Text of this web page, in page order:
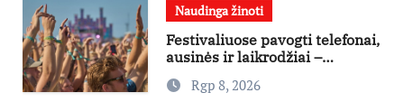
Naudinga žinoti
Festivaliuose pavogti telefonai,
ausinės ir laikrodžiai –
ekspertai primena apie
didžiausias finansines rizikas
Rgp 8, 2026